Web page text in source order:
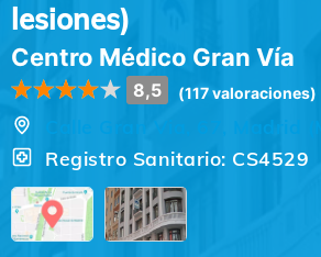
lesiones)
Centro Médico Gran Vía
8,5 (117 valoraciones)
Registro Sanitario: CS4529